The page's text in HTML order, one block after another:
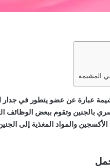
المشيمة
عبارة عن عضو يتطور في جدار
بالجنين وتقوم ببعض الوظائف